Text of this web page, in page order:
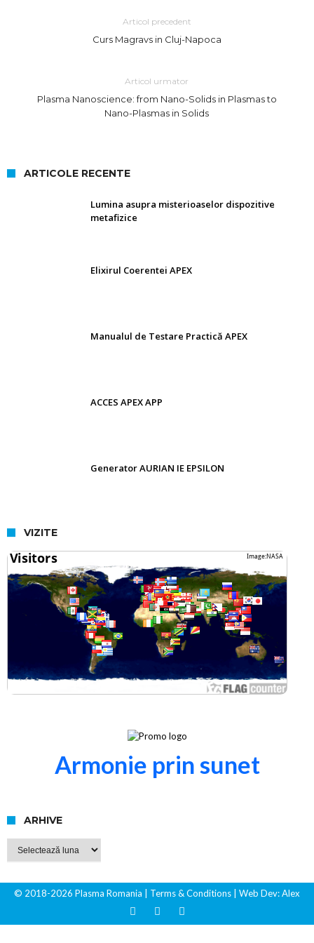
Articol precedent
Curs Magravs in Cluj-Napoca
Articol urmator
Plasma Nanoscience: from Nano-Solids in Plasmas to
Nano-Plasmas in Solids
ARTICOLE RECENTE
Lumina asupra misterioaselor dispozitive
metafizice
Elixirul Coerentei APEX
Manualul de Testare Practică APEX
ACCES APEX APP
Generator AURIAN IE EPSILON
VIZITE
Armonie prin sunet
ARHIVE
© 2018-2026 Plasma Romania | Terms & Conditions | Web Dev:Alex